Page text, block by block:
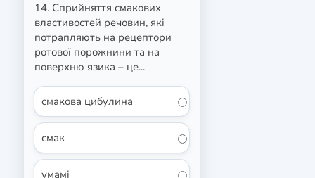
14. Сприйняття смакових
властивостей речовин, які
потрапляють на рецептори
ротової порожнини та на
поверхню язика – це...
смакова цибулина
смак
умамі